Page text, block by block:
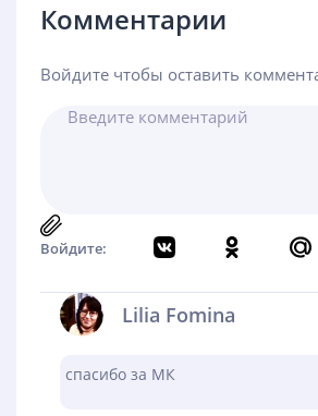
Комментарии
Войдите чтобы оставить
Войдите:
Lilia Fomina
спасибо за МК